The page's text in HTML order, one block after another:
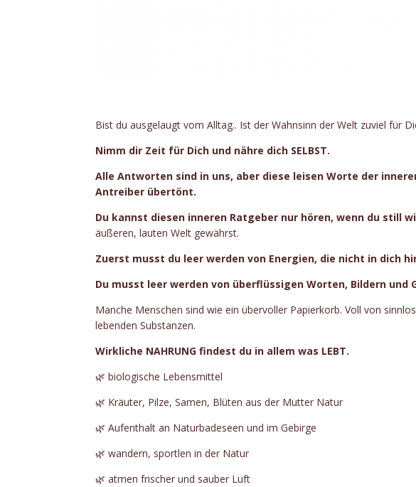
Bist du ausgelaugt vom Alltag.. Ist der Wahnsinn der Welt zuviel für
Nimm dir Zeit für Dich und nähre dich SELBST.
Alle Antworten sind in uns, aber diese leisen Worte der
Antreiber übertönt.
Du kannst diesen inneren Ratgeber nur hören, wenn du still
äußeren, lauten Welt gewährst.
Zuerst musst du leer werden von Energien, die nicht in dich
Du musst leer werden von überflüssigen Worten, Bildern und
Manche Menschen sind wie ein übervoller Papierkorb. Voll von
lebenden Substanzen.
Wirkliche NAHRUNG findest du in allem was LEBT.
🌿 biologische Lebensmittel
🌿 Kräuter, Pilze, Samen, Blüten aus der Mutter Natur
🌿 Aufenthalt an Naturbadeseen und im Gebirge
🌿 wandern, sportlen in der Natur
🌿 atmen frischer und sauber Luft